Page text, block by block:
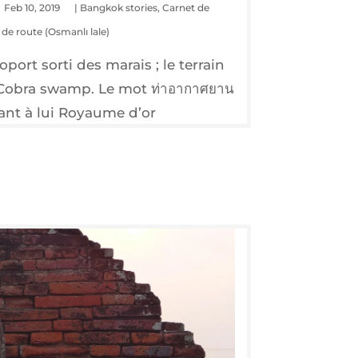
Feb 10, 2019 | Bangkok stories, Carnet de
route (Osmanlı lale)
sor­ti des marais ; le ter­rain
swamp. Le mot ท่าอากาศยาน
à lui Royaume d’or